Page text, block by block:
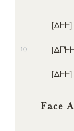
[Δ𐅂𐅂]
10
[Δ𐅂𐅂]
Face